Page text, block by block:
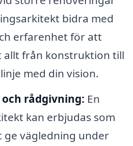
bidra med
erfarenhet för att
allt från konstruktion till
med din vision.
rådgivning: En
kan erbjudas som
vägledning under